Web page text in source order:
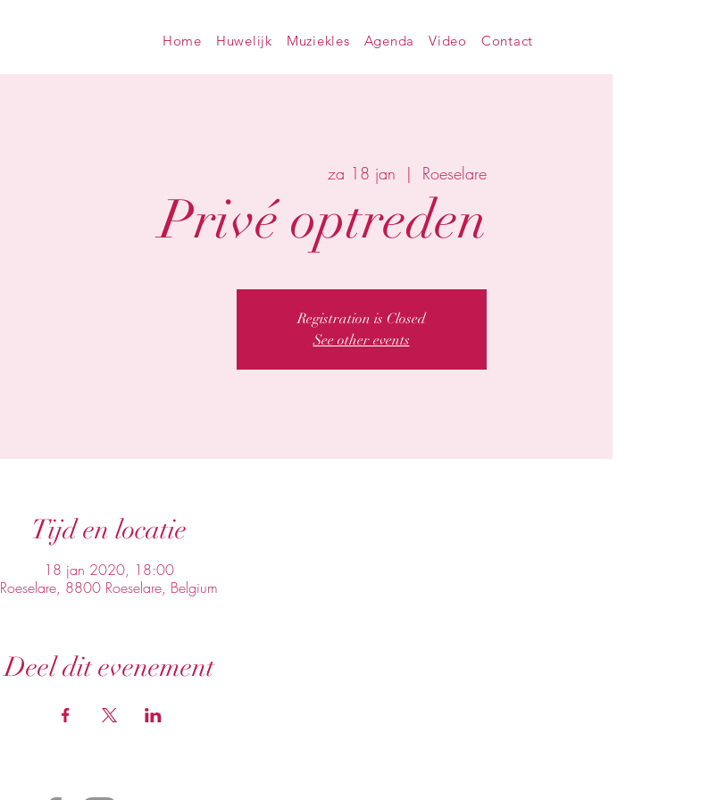
Home Huwelijk Muziekles Agenda Video Contact
za 18 jan
  |
Roeselare
Privé optreden
Registration is Closed
See other events
Tijd en locatie
18 jan 2020, 18:00
Roeselare, 8800 Roeselare, Belgium
Deel dit evenement